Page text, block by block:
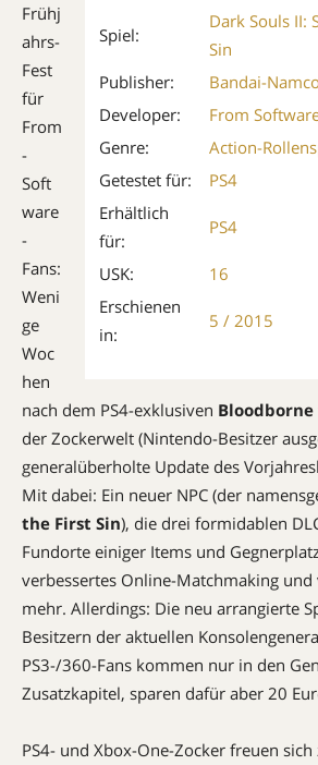
Spiel:
Dark Souls II:
Sin
Publisher:
Bandai-
Developer:
From
Genre:
Action-
Getestet für:
PS4
Erhältlich
für:
PS4
USK:
16
Erschienen
in:
5 / 2015
Frühj
ahrs-
Fest
für
From
-
Soft
ware
-
Fans:
Weni
ge
Woc
hen
nach dem PS4-exklusiven Bloodborne
der Zockerwelt (Nintendo-Besitzer
generalüberholte Update des
Mit dabei: Ein neuer NPC (der
the First Sin), die drei formidablen
Fundorte einiger Items und
verbessertes Online-Matchmaking und
mehr. Allerdings: Die neu arrangierte
Besitzern der aktuellen
PS3-/360-Fans kommen nur in den
Zusatzkapitel, sparen dafür aber 20
PS4- und Xbox-One-Zocker freuen